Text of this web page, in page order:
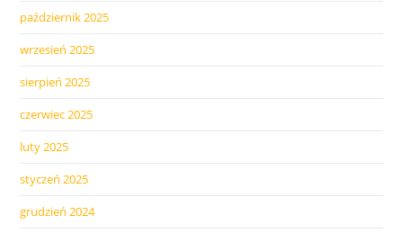
październik 2025
wrzesień 2025
sierpień 2025
czerwiec 2025
luty 2025
styczeń 2025
grudzień 2024